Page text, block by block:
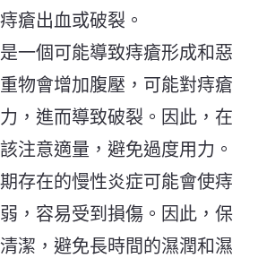
瘡出血或破裂。
一個可能導致痔瘡形成和惡
物會增加腹壓，可能對痔瘡
，進而導致破裂。因此，在
注意適量，避免過度用力。
存在的慢性炎症可能會使痔
，容易受到損傷。因此，保
潔，避免長時間的濕潤和濕